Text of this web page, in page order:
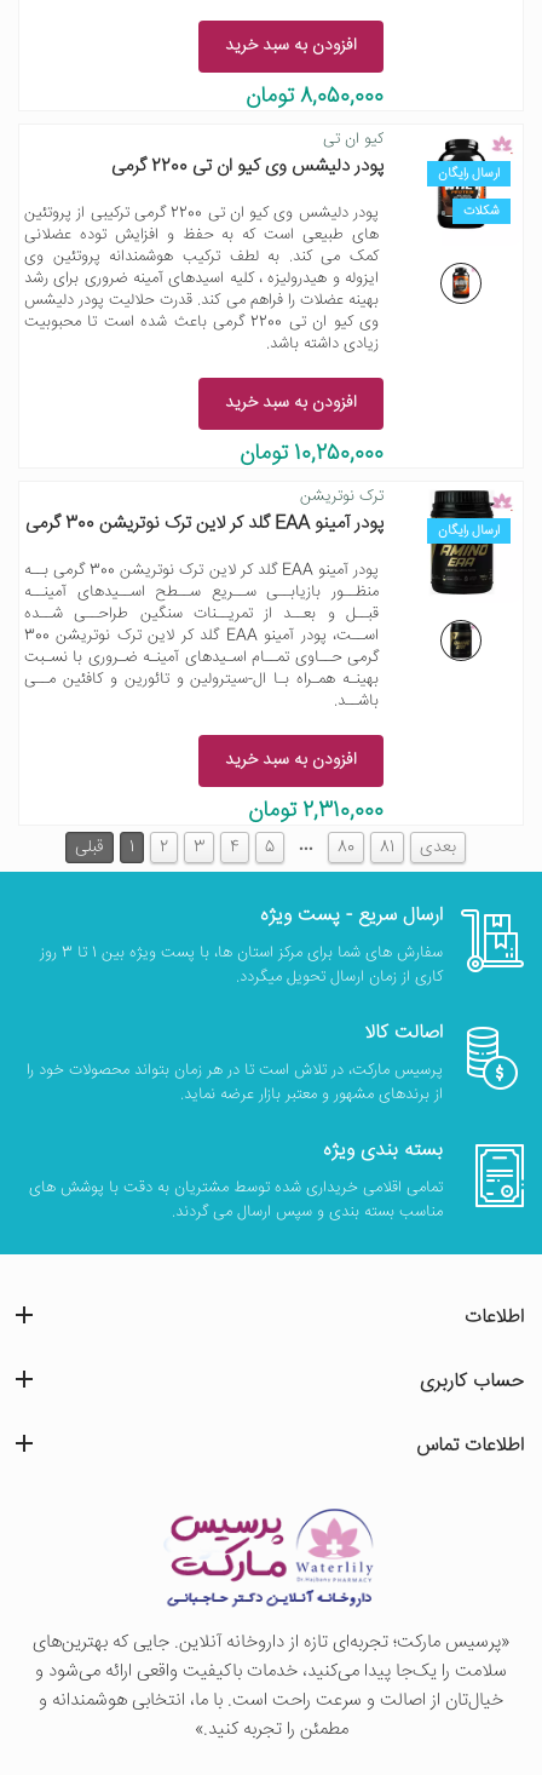
افزودن به سبد خرید
8,050,000 تومان
ارسال رایگان
شکلات
کیو ان تی
پودر دلیشس وی کیو ان تی 2200 گرمی
پودر دلیشس وی کیو ان تی 2200 گرمی ترکیبی از پروتئین
های طبیعی است که به حفظ و افزایش توده عضلانی
کمک می کند. به لطف ترکیب هوشمندانه پروتئین وی
ایزوله و هیدرولیزه ، کلیه اسیدهای آمینه ضروری برای رشد
بهینه عضلات را فراهم می کند. قدرت حلالیت پودر دلیشس
وی کیو ان تی 2200 گرمی باعث شده است تا محبوبیت
زیادی داشته باشد.
افزودن به سبد خرید
10,250,000 تومان
ارسال رایگان
ترک نوتریشن
پودر آمینو EAA گلد کر لاین ترک نوتریشن 300 گرمی
پودر آمینو EAA گلد کر لاین ترک نوتریشن 300 گرمی بــه
منظــور بازیابــی ســریع ســطح اســیدهای آمینــه
قبــل و بعــد از تمریــنات سنگین طراحــی شــده
اســت، پودر آمینو EAA گلد کر لاین ترک نوتریشن 300
گرمی حــاوی تمــام اسـیدهای آمینـه ضـروری با نسـبت
بهینـه همـراه بـا ال-سیترولین و تائورین و کافئین مــی
باشــد.
افزودن به سبد خرید
2,310,000 تومان
قبلی 1 2 3 4 5 … 80 81 بعدی
ارسال سریع - پست ویژه
سفارش های شما برای مرکز استان ها، با پست ویژه بین 1 تا 3 روز
کاری از زمان ارسال تحویل میگردد.
اصالت کالا
پرسیس مارکت، در تلاش است تا در هر زمان بتواند محصولات خود را
از برندهای مشهور و معتبر بازار عرضه نماید.
بسته بندی ویژه
تمامی اقلامی خریداری شده توسط مشتریان به دقت با پوشش های
مناسب بسته بندی و سپس ارسال می گردند.
«پرسيس ماركت؛ تجربه‌ای تازه از داروخانه آنلاین. جایی که بهترین‌های
سلامت را یک‌جا پیدا می‌کنید، خدمات باکیفیت واقعی ارائه می‌شود و
خیال‌تان از اصالت و سرعت راحت است. با ما، انتخابی هوشمندانه و
مطمئن را تجربه کنید.»
اطلاعات
حساب کاربری
اطلاعات تماس